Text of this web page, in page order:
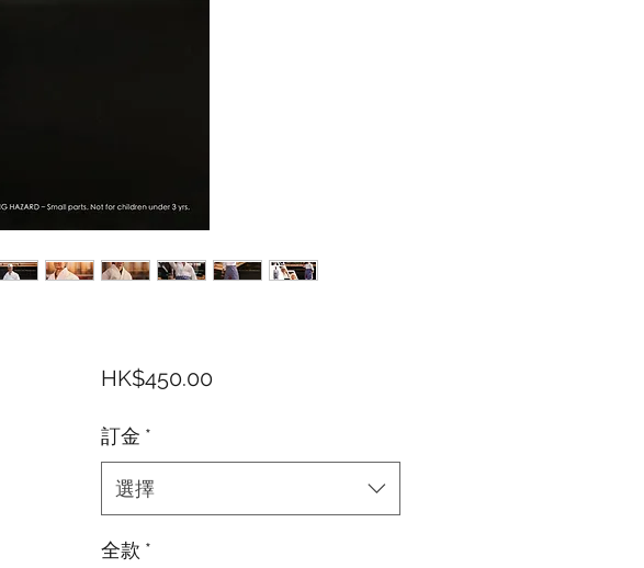
HK$450.00價格
訂金 *
選擇
全款 *